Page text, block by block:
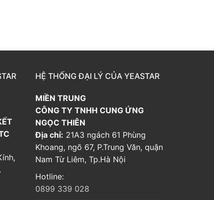
HỆ THỐNG ĐẠI LÝ CỦA YEASTAR
MIỀN TRUNG
CÔNG TY TNHH CUNG ỨNG
NGỌC THIÊN
Địa chỉ: 21A3 ngách 61 Phùng
Khoang, ngõ 67, P.Trung Văn, quận
Nam Từ Liêm, Tp.Hà Nội
Hotline:
0899 339 028